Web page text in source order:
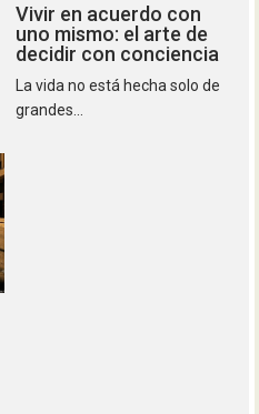
Vivir en acuerdo con
uno mismo: el arte de
decidir con conciencia
La vida no está hecha solo de
grandes...